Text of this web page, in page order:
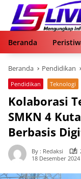
Langsung
konten
Beranda
Beranda Pendidikan
Pendidikan Teknologi
Kolaborasi
SMKN 4
Berbasis
By : Redaksi
18 Desember 2024